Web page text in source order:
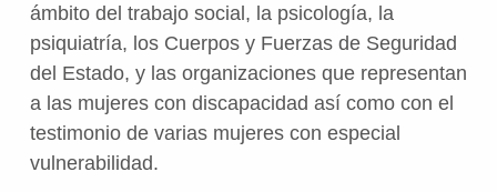
ámbito del trabajo social, la psicología, la
psiquiatría, los Cuerpos y Fuerzas de Seguridad
del Estado, y las organizaciones que representan
a las mujeres con discapacidad así como con el
testimonio de varias mujeres con especial
vulnerabilidad.